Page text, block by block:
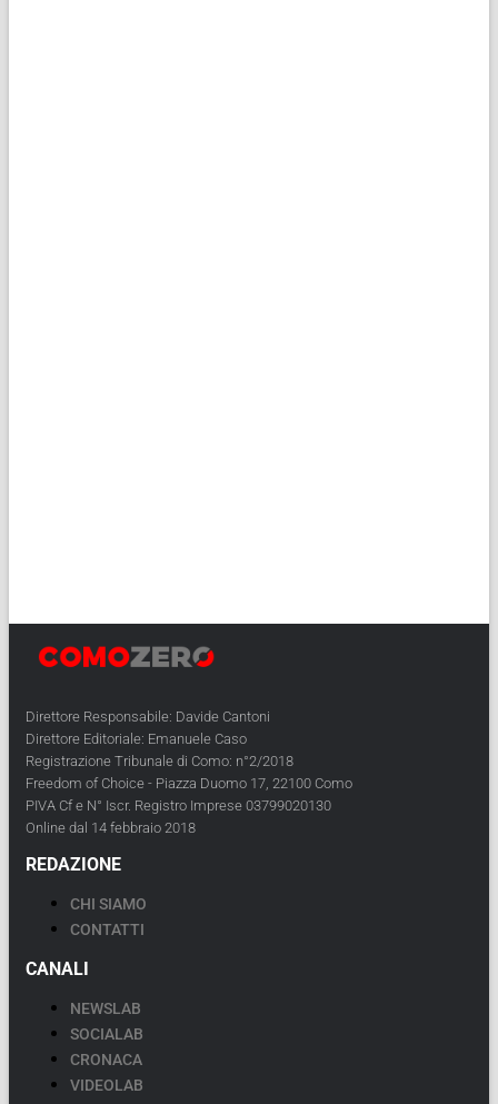
Direttore Responsabile: Davide Cantoni
Direttore Editoriale: Emanuele Caso
Registrazione Tribunale di Como: n°2/2018
Freedom of Choice - Piazza Duomo 17, 22100 Como
PIVA Cf e N° Iscr. Registro Imprese 03799020130
Online dal 14 febbraio 2018
REDAZIONE
CHI SIAMO
CONTATTI
CANALI
NEWSLAB
SOCIALAB
CRONACA
VIDEOLAB